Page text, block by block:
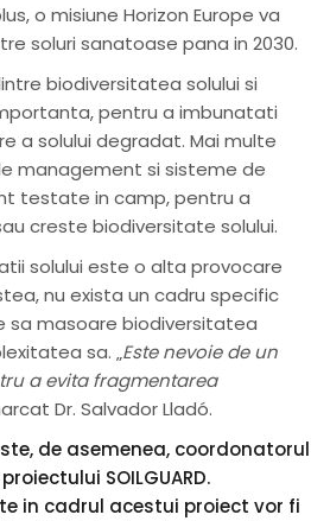
o misiune Horizon Europe va
soluri sanatoase pana in 2030.
biodiversitatea solului si
pentru a imbunatati
a solului degradat. Mai multe
management si sisteme de
testate in camp, pentru a
creste biodiversitate solului.
solului este o alta provocare
nu exista un cadru specific
sa masoare biodiversitatea
sa. „Este nevoie de un
a evita fragmentarea
Dr. Salvador Lladó.
de asemenea, coordonatorul
SOILGUARD.
in cadrul acestui proiect vor fi